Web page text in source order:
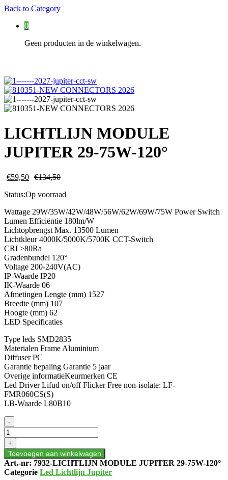
Back to Category
0
Geen producten in de winkelwagen.
LICHTLIJN MODULE
JUPITER 29-75W-120°
€59,50 €134,50
Status:Op voorraad
Wattage 29W/35W/42W/48W/56W/62W/69W/75W Power Switch
Lumen Efficiëntie 180lm/W
Lichtopbrengst Max. 13500 Lumen
Lichtkleur 4000K/5000K/5700K CCT-Switch
CRI >80Ra
Gradenbundel 120°
Voltage 200-240V(AC)
IP-Waarde IP20
IK-Waarde 06
Afmetingen Lengte (mm) 1527
Breedte (mm) 107
Hoogte (mm) 62
LED Specificaties
Type leds SMD2835
Materialen Frame Aluminium
Diffuser PC
Garantie bepaling Garantie 5 jaar
Overige informatieKeurmerken CE
Led Driver Lifud on/off Flicker Free non-isolate: LF-
FMR060CS(S)
LB-Waarde L80B10
LICHTLIJN
MODULE
JUPITER
29-
75W-
120°
aantal
-
+
Toevoegen aan winkelwagen
Art.-nr: 7932-LICHTLIJN MODULE JUPITER 29-75W-120°
Categorie Led Lichtlijn Jupiter